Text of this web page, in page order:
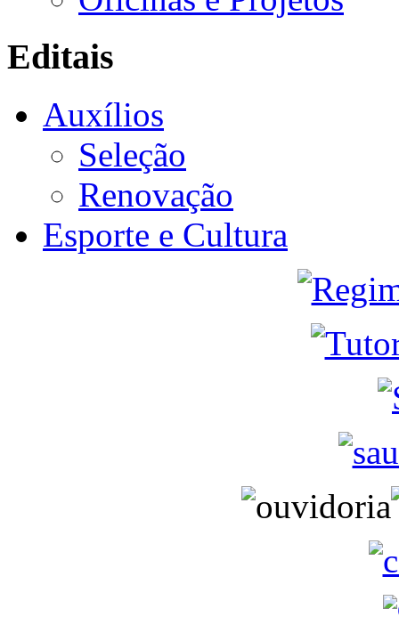
Editais
Auxílios
Seleção
Renovação
Esporte e Cultura